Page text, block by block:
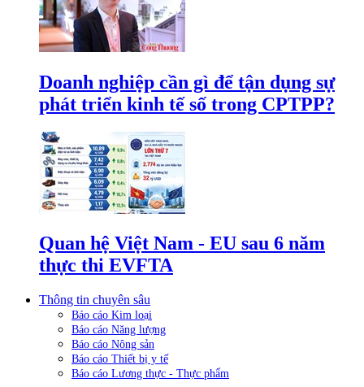
Doanh nghiệp cần gì để tận dụng sự
phát triển kinh tế số trong CPTPP?
Quan hệ Việt Nam - EU sau 6 năm
thực thi EVFTA
Thông tin chuyên sâu
Báo cáo Kim loại
Báo cáo Năng lượng
Báo cáo Nông sản
Báo cáo Thiết bị y tế
Báo cáo Lương thực - Thực phẩm